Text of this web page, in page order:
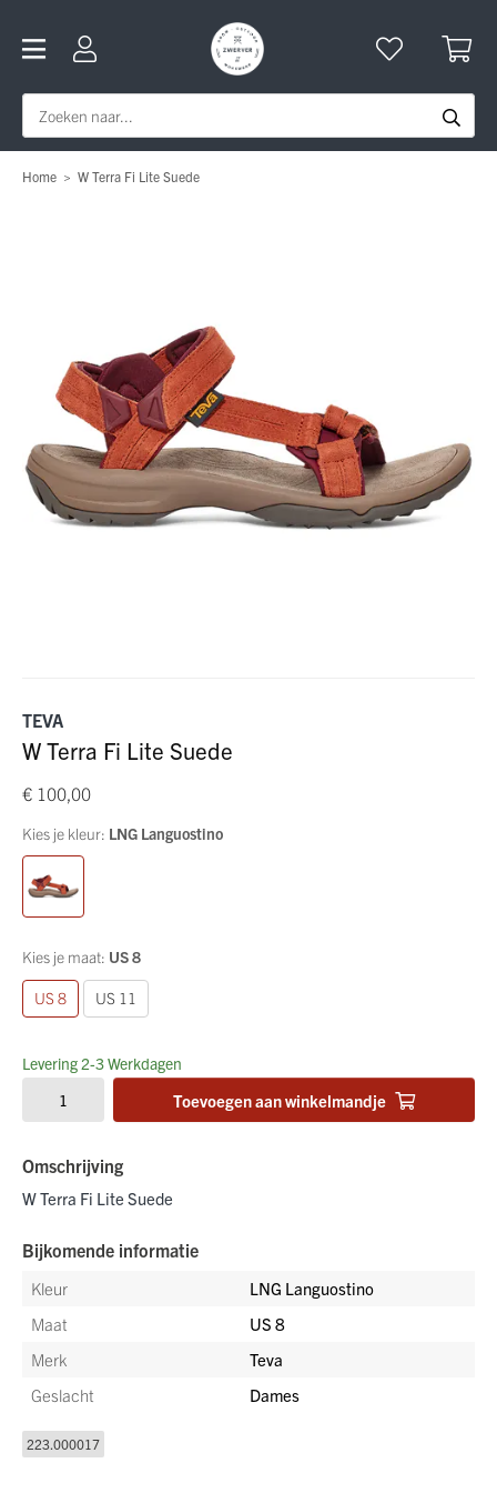
Home > W Terra Fi Lite Suede
TEVA
W Terra Fi Lite Suede
€ 100,00
Kies je kleur: LNG Languostino
Kies je maat: US 8
US 8 US 11
Levering 2-3 Werkdagen
Toevoegen aan winkelmandje
Omschrijving
W Terra Fi Lite Suede
Bijkomende informatie
Kleur
LNG Languostino
Maat
US 8
Merk
Teva
Geslacht
Dames
223.000017